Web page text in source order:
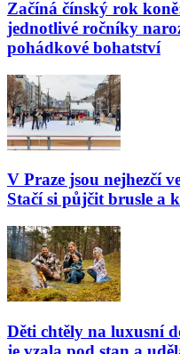
Začíná čínský rok
jednotlivé ročníky
pohádkové bohatství
V Praze jsou nejhezčí
Stačí si půjčit brusle a
Děti chtěly na luxusní